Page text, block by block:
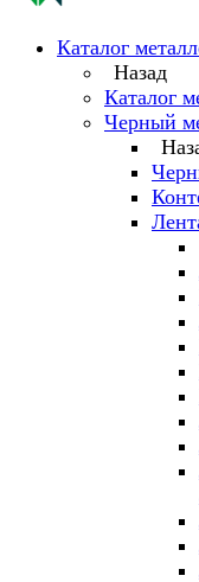
Каталог
Назад
Каталог
Черный